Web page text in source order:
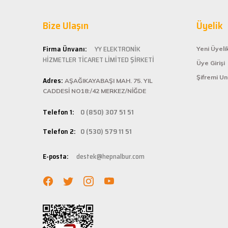
alışveriş
ömürlü
Kolay
istediğiniz
bilgilere
Hızlı
adresinize
Bize Ulaşın
Firma Ünvanı:
YY ELEKTRONİK
HİZMETLER TİCARET LİMİTED ŞİRKETİ
Adres: AŞAĞIKAYABAŞI MAH. 75. YIL
CADDESİ NO18:/42 MERKEZ/NİĞDE
Telefon 1: 0 (850) 307 51 51
Telefon 2: 0 (530) 579 11 51
E-posta: destek@hepnalbur.com
Üyelik
Yeni
Üye Girişi
Şifremi